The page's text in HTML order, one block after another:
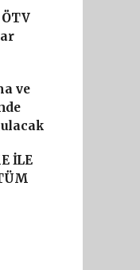
ve
İLE